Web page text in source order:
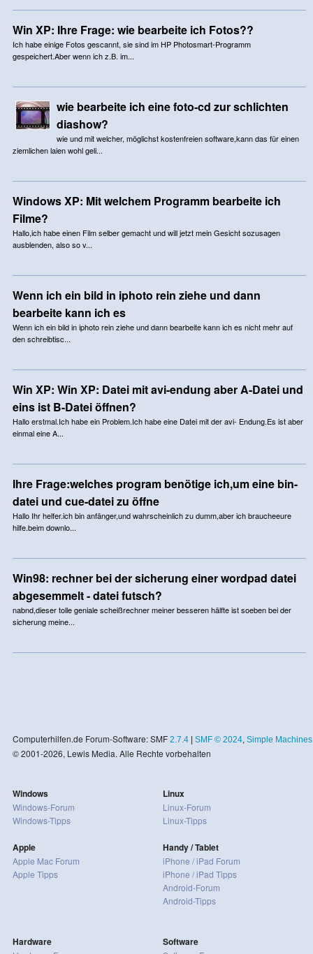
Win XP: Ihre Frage: wie bearbeite ich Fotos??
Ich habe einige Fotos gescannt, sie sind im HP Photosmart-Programm
gespeichert.Aber wenn ich z.B. im...
wie bearbeite ich eine foto-cd zur schlichten
diashow?
wie und mit welcher, möglichst kostenfreien software,kann das für einen
ziemlichen laien wohl geli...
Windows XP: Mit welchem Programm bearbeite ich
Filme?
Hallo,ich habe einen Film selber gemacht und will jetzt mein Gesicht sozusagen
ausblenden, also so v...
Wenn ich ein bild in iphoto rein ziehe und dann
bearbeite kann ich es
Wenn ich ein bild in iphoto rein ziehe und dann bearbeite kann ich es nicht mehr auf
den schreibtisc...
Win XP: Win XP: Datei mit avi-endung aber A-Datei und
eins ist B-Datei öffnen?
Hallo erstmal.Ich habe ein Problem.Ich habe eine Datei mit der avi- Endung.Es ist aber
einmal eine A...
Ihre Frage:welches program benötige ich,um eine bin-
datei und cue-datei zu öffne
Hallo Ihr helfer.ich bin anfänger,und wahrscheinlich zu dumm,aber ich braucheeure
hilfe.beim downlo...
Win98: rechner bei der sicherung einer wordpad datei
abgesemmelt - datei futsch?
nabnd,dieser tolle geniale scheißrechner meiner besseren hälfte ist soeben bei der
sicherung meine...
Computerhilfen.de Forum-Software: SMF 2.7.4| SMF © 2024, Simple Machines
© 2001-2026, Lewis Media. Alle Rechte vorbehalten
Windows
Windows-Forum
Windows-Tipps
Apple
Apple Mac Forum
Apple Tipps
Linux
Linux-Forum
Linux-Tipps
Handy / Tablet
iPhone / iPad Forum
iPhone / iPad Tipps
Android-Forum
Android-Tipps
Hardware Software